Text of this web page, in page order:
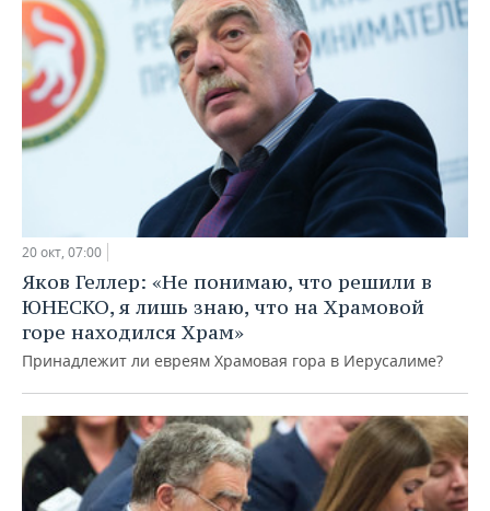
20 окт, 07:00
Яков Геллер: «Не понимаю, что решили в
ЮНЕСКО, я лишь знаю, что на Храмовой
горе находился Храм»
Принадлежит ли евреям Храмовая гора в Иерусалиме?